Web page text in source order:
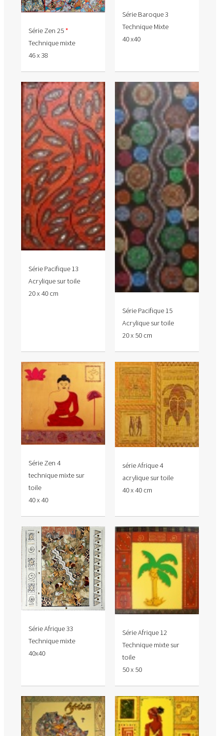
Série Zen 25 *
Technique mixte
46 x 38
Série Baroque 3
Technique Mixte
40 x40
Série Pacifique 13
Acrylique sur toile
20 x 40 cm
Série Pacifique 15
Acrylique sur toile
20 x 50 cm
Série Zen 4
technique mixte sur
toile
40 x 40
série Afrique 4
acrylique sur toile
40 x 40 cm
Série Afrique 33
Technique mixte
40x40
Série Afrique 12
Technique mixte sur
toile
50 x 50